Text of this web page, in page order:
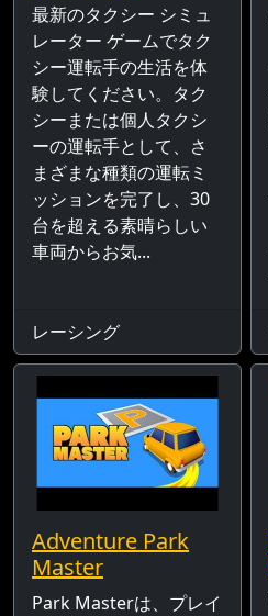
最新のタクシー シミュ
レーター ゲームでタク
シー運転手の生活を体
験してください。タク
シーまたは個人タクシ
ーの運転手として、さ
まざまな種類の運転ミ
ッションを完了し、30
台を超える素晴らしい
車両からお気...
レーシング
Adventure Park
Master
Park Masterは、プレイ